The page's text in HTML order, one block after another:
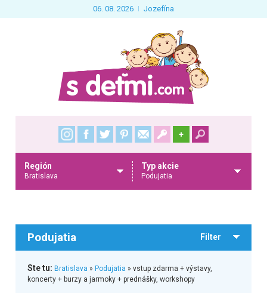
06. 08. 2026 Jozefína
+
Región
Bratislava
Typ akcie
Podujatia
Podujatia Filter
Ste tu: Bratislava » Podujatia » vstup zdarma + výstavy,
koncerty + burzy a jarmoky + prednášky, workshopy